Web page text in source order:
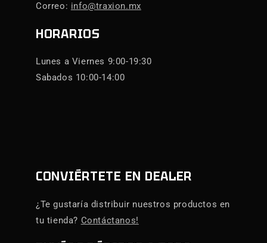
Correo: info@traxion.mx
HORARIOS
Lunes a Viernes 9:00-19:30
Sabados 10:00-14:00
CONVIÉRTETE EN DEALER
¿Te gustaría distribuir nuestros productos en
tu tienda? Contáctanos!